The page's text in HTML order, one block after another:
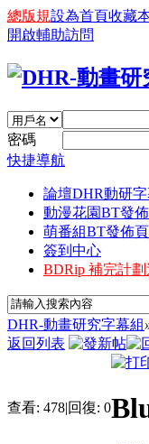
總版規設為首頁收藏
開啟輔助訪問
密碼
快捷導航
論壇DHR動研
動漫花園BT發
萌番組BT發佈頁
簽到中心
BDRip 補完計劃
DHR-動畫研究字幕組
返回列表
查看: 478|回復: 0